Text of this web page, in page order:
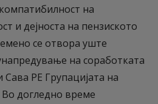
на
и дејноста на пензиското
се отвора уште
на соработката
РЕ Групацијата на
догледно време